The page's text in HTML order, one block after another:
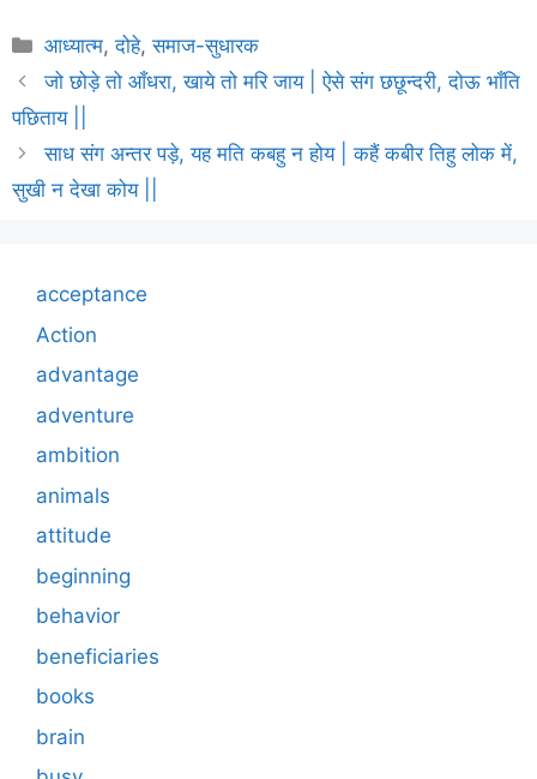
Categories
आध्यात्म,दोहे,समाज-सुधारक
जो छोड़े तो आँधरा, खाये तो मरि जाय | ऐसे संग छछून्दरी, दोऊ भाँति
पछिताय ||
साध संग अन्तर पड़े, यह मति कबहु न होय | कहैं कबीर तिहु लोक में,
सुखी न देखा कोय ||
acceptance
Action
advantage
adventure
ambition
animals
attitude
beginning
behavior
beneficiaries
books
brain